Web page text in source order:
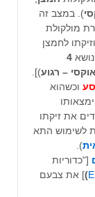
). במצב זה
מולקולת
וזיקתו לחמצן
נושא 4
– רגוע)].
וכשהוא
את זיקתו
לשימוש התא
).
["כדוריות
)] את צבעם